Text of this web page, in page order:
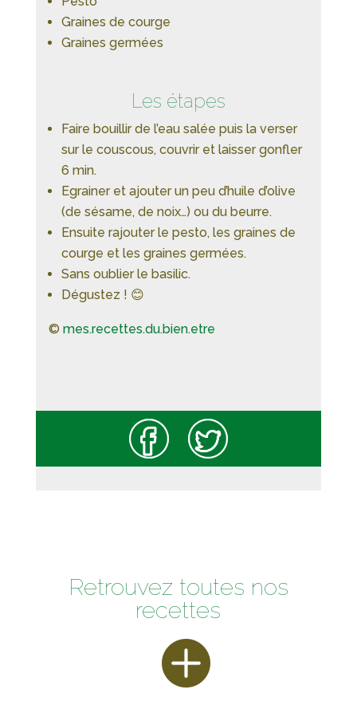
Graines de courge
Graines germées
Les étapes
Faire bouillir de l’eau salée puis la verser
sur le couscous, couvrir et laisser gonfler
6 min.
Egrainer et ajouter un peu d’huile d’olive
(de sésame, de noix…) ou du beurre.
Ensuite rajouter le pesto, les graines de
courge et les graines germées.
Sans oublier le basilic.
Dégustez ! 😊
© mes.recettes.du.bien.etre
Retrouvez toutes nos
recettes